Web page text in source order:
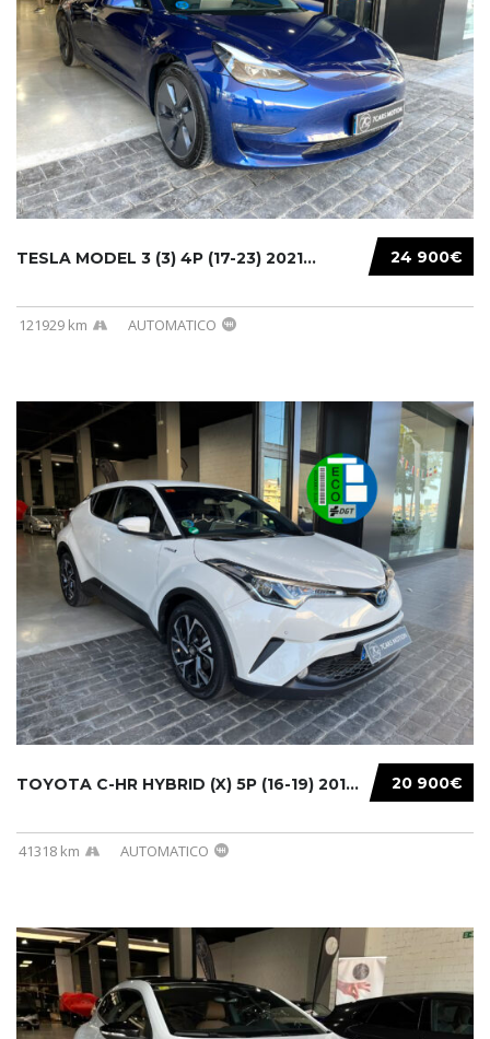
24 900€
TESLA MODEL 3 (3) 4P (17-23) 2021...
121929 km AUTOMATICO
20 900€
TOYOTA C-HR HYBRID (X) 5P (16-19) 2019...
41318 km AUTOMATICO